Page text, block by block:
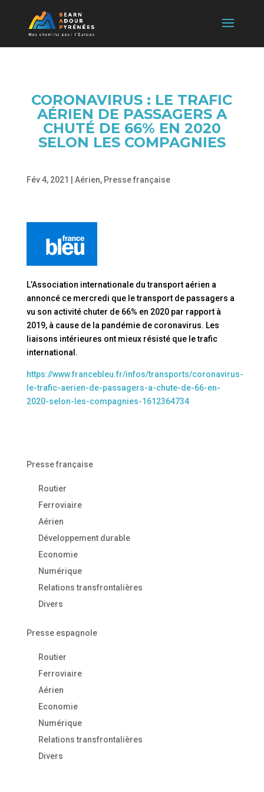
CORONAVIRUS : LE TRAFIC
AÉRIEN DE PASSAGERS A
CHUTÉ DE 66% EN 2020
SELON LES COMPAGNIES
Fév 4, 2021 Aérien, Presse française
L’Association internationale du transport aérien a
annoncé ce mercredi que le transport de passagers a
vu son activité chuter de 66% en 2020 par rapport à
2019, à cause de la pandémie de coronavirus. Les
liaisons intérieures ont mieux résisté que le trafic
international.
https://www.francebleu.fr/infos/transports/coronavirus-
le-trafic-aerien-de-passagers-a-chute-de-66-en-
2020-selon-les-compagnies-1612364734
Presse française
Routier
Ferroviaire
Aérien
Développement durable
Economie
Numérique
Relations transfrontalières
Divers
Presse espagnole
Routier
Ferroviaire
Aérien
Economie
Numérique
Relations transfrontalières
Divers